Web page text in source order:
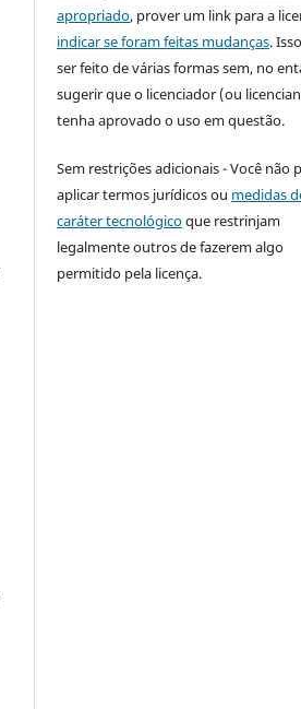
apropriado, prover um link para a
indicar se foram feitas mudanças.
ser feito de várias formas sem, no
sugerir que o licenciador (ou
tenha aprovado o uso em questão.
Sem restrições adicionais - Você não
aplicar termos jurídicos ou medidas
caráter tecnológicoque restrinjam
legalmente outros de fazerem algo
permitido pela licença.